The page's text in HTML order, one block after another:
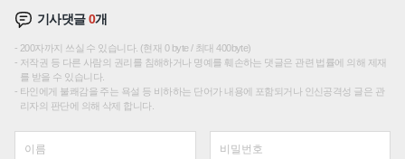
기사댓글0개
200자까지 쓰실 수 있습니다. (현재 0 byte / 최대 400byte)
저작권 등 다른 사람의 권리를 침해하거나 명예를 훼손하는 댓글은 관련 법률에 의해 제재
를 받을 수 있습니다.
타인에게 불쾌감을 주는 욕설 등 비하하는 단어가 내용에 포함되거나 인신공격성 글은 관
리자의 판단에 의해 삭제 합니다.